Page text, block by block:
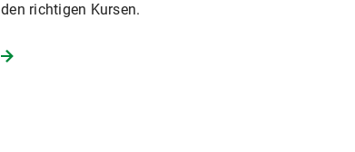
den richtigen Kursen.